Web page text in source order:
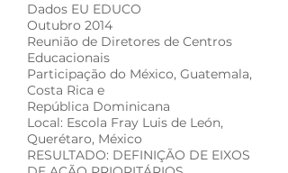
Dados EU EDUCO
Outubro 2014
Reunião de Diretores de Centros
Educacionais
Participação do México, Guatemala,
Costa Rica e
República Dominicana
Local: Escola Fray Luis de León,
Querétaro, México
RESULTADO: DEFINIÇÃO DE EIXOS